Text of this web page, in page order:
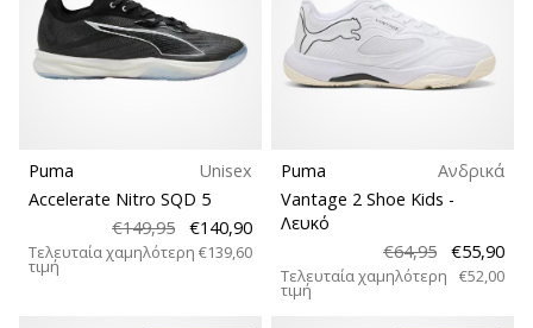
Puma
Unisex
Accelerate Nitro SQD 5
€149,95
€140,90
Τελευταία χαμηλότερη
τιμή
€139,60
Puma
Ανδρικά
Vantage 2 Shoe Kids -
Λευκό
€64,95
€55,90
Τελευταία χαμηλότερη
τιμή
€52,00